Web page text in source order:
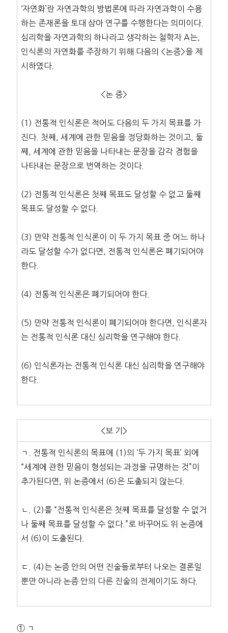
‘자연화’란 자연과학의 방법론에 따라 자연과학이 수용
하는 존재론을 토대 삼아 연구를 수행한다는 의미이다.
심리학을 자연과학의 하나라고 생각하는 철학자 A는,
인식론의 자연화를 주장하기 위해 다음의 <논증>을 제
시하였다.
<논 증>
(1) 전통적 인식론은 적어도 다음의 두 가지 목표를 가
진다. 첫째, 세계에 관한 믿음을 정당화하는 것이고, 둘
째, 세계에 관한 믿음을 나타내는 문장을 감각 경험을
나타내는 문장으로 번역하는 것이다.
(2) 전통적 인식론은 첫째 목표도 달성할 수 없고 둘째
목표도 달성할 수 없다.
(3) 만약 전통적 인식론이 이 두 가지 목표 중 어느 하나
라도 달성할 수가 없다면, 전통적 인식론은 폐기되어야
한다.
(4) 전통적 인식론은 폐기되어야 한다.
(5) 만약 전통적 인식론이 폐기되어야 한다면, 인식론자
는 전통적 인식론 대신 심리학을 연구해야 한다.
(6) 인식론자는 전통적 인식론 대신 심리학을 연구해야
한다.
<보 기>
ㄱ. 전통적 인식론의 목표에 (1)의 ‘두 가지 목표’ 외에
“세계에 관한 믿음이 형성되는 과정을 규명하는 것”이
추가된다면, 위 논증에서 (6)은 도출되지 않는다.
ㄴ. (2)를 “전통적 인식론은 첫째 목표를 달성할 수 없거
나 둘째 목표를 달성할 수 없다.”로 바꾸어도 위 논증에
서 (6)이 도출된다.
ㄷ. (4)는 논증 안의 어떤 진술들로부터 나오는 결론일
뿐만 아니라 논증 안의 다른 진술의 전제이기도 하다.
① ㄱ